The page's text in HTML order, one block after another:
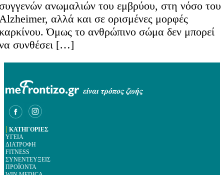
ανωμαλιών του εμβρύου, στη νόσο του
αλλά και σε ορισμένες μορφές
Όμως το ανθρώπινο σώμα δεν μπορεί
συνθέσει […]
| ΚΑΤΗΓΟΡΙΕΣ
ΥΓΕΙΑ
ΔΙΑΤΡΟΦΗ
FITNESS
ΣΥΝΕΝΤΕΥΞΕΙΣ
ΠΡΟΪΟΝΤΑ